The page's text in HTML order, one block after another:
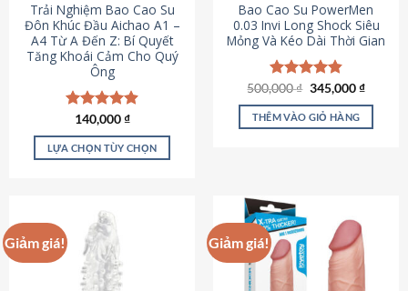
Trải Nghiệm Bao Cao Su
Đôn Khúc Đầu Aichao A1 –
A4 Từ A Đến Z: Bí Quyết
Tăng Khoái Cảm Cho Quý
Ông
Được xếp
hạng4.88
5 sao
140,000₫
LỰA CHỌN TÙY CHỌN
có
nhiều
biến
thể.
Bao Cao Su PowerMen
0.03 Invi Long Shock Siêu
Mỏng Và Kéo Dài Thời Gian
Được xếp
hạng4.85
5 sao
500,000₫ Giá
là:
500,000 ₫.
345,000₫Giá
tại
THÊM VÀO GIỎ HÀNG
Giảm giá! Giảm giá!